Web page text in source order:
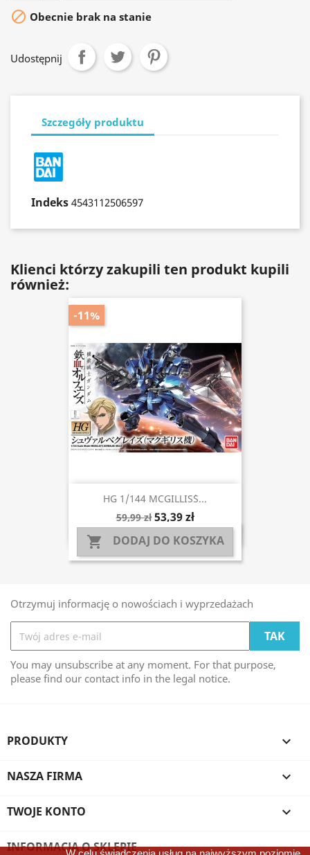
 Obecnie brak na stanie
Udostępnij
Szczegóły produktu
Indeks 4543112506597
Klienci którzy zakupili ten produkt kupili
również:
HG 1/144 MCGILLIS`S...
59,99 zł 53,39 zł
 DODAJ DO KOSZYKA
-11%
Otrzymuj informację o nowościach i wyprzedażach
You may unsubscribe at any moment. For that purpose,
please find our contact info in the legal notice.
PRODUKTY 
NASZA FIRMA 
TWOJE KONTO 
INFORMACJA O SKLEPIE